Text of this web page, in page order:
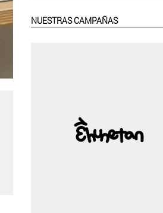
NUESTRAS CAMPAÑAS